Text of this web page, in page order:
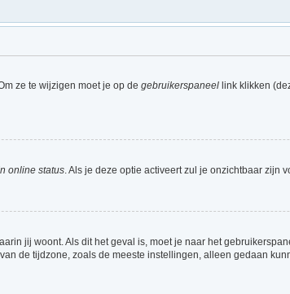
ze te wijzigen moet je op de gebruikerspaneel link klikken
online status. Als je deze optie activeert zul je onzichtbaar zijn
jij woont. Als dit het geval is, moet je naar het
de tijdzone, zoals de meeste instellingen, alleen gedaan